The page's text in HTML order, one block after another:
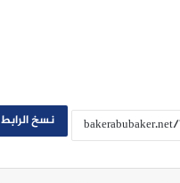
نسخ الرابط